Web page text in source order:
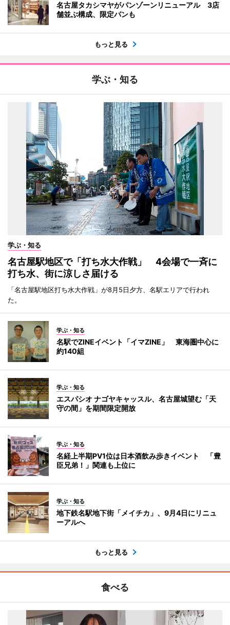
名古屋タカシマヤがパンゾーンリニューアル 3店
舗並ぶ構成、限定パンも
もっと見る
学ぶ・知る
学ぶ・知る
名古屋駅地区で「打ち水大作戦」 4会場で一斉に
打ち水、街に涼しさ届ける
「名古屋駅地区打ち水大作戦」が8月5日夕方、名駅エリアで行われ
た。
学ぶ・知る
名駅でZINEイベント「イマZINE」 東海圏中心に
約140組
学ぶ・知る
エスパシオ ナゴヤキャッスル、名古屋城望む「天
守の間」を期間限定開放
学ぶ・知る
名経上半期PV1位は日本酒飲み歩きイベント 「豊
臣兄弟！」関連も上位に
学ぶ・知る
地下鉄名駅地下街「メイチカ」、9月4日にリニュ
ーアルへ
もっと見る
食べる